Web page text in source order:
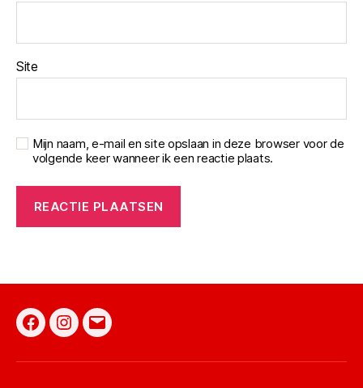
Site
Mijn naam, e-mail en site opslaan in deze browser voor de
volgende keer wanneer ik een reactie plaats.
Facebook
Instagram
E-